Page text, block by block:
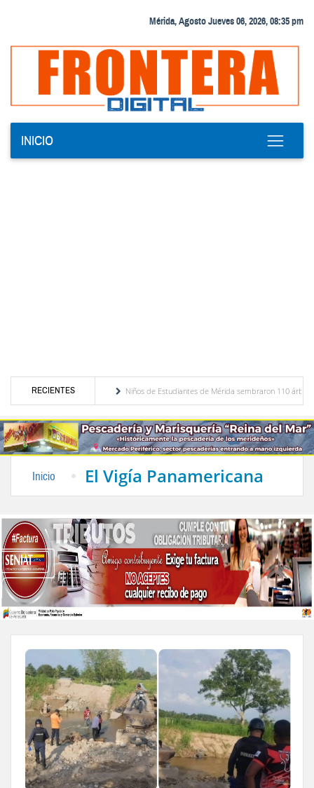
Mérida, Agosto Jueves 06, 2026, 08:35 pm
INICIO
RECIENTES
Venezuela
Niños de Estudiantes de Mérida sembraron 110 árboles en su sede
Inicio El Vigía Panamericana